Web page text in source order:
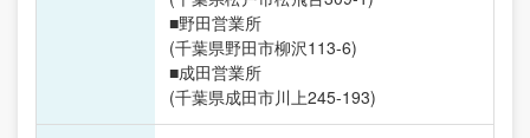
■野田営業所
(千葉県野田市柳沢113-6)
■成田営業所
(千葉県成田市川上245-193)